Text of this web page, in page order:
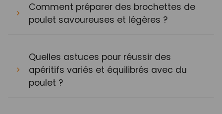
Comment préparer des brochettes de
poulet savoureuses et légères ?
Quelles astuces pour réussir des
apéritifs variés et équilibrés avec du
poulet ?